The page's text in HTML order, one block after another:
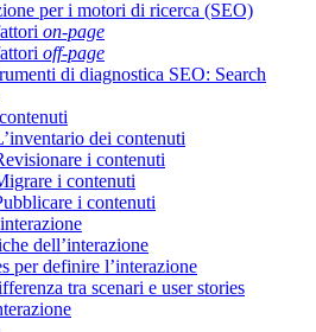
per i motori di ricerca (SEO)
on-page
off-page
di diagnostica SEO: Search
dei contenuti
i contenuti
i contenuti
i contenuti
dell’interazione
per definire l’interazione
tra scenari e user stories